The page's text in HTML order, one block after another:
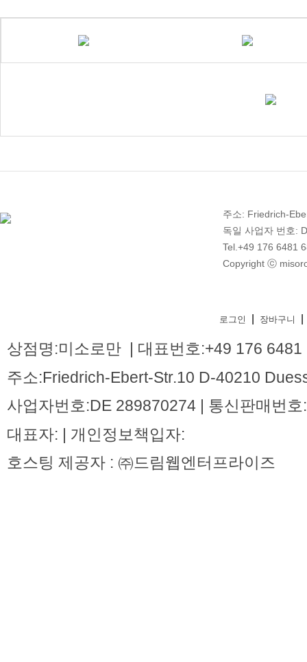
주소: Friedrich-
독일 사업자 번호:
Tel.+49 176 6481
Copyright ⓒ
로그인 장바구니
상점명:미소로만 | 대표번호:+49 176 6481
주소:Friedrich-Ebert-Str.10 D-40210
사업자번호:DE 289870274 | 통신판매번호:
대표자: | 개인정보책입자:
호스팅 제공자 : ㈜드림웹엔터프라이즈